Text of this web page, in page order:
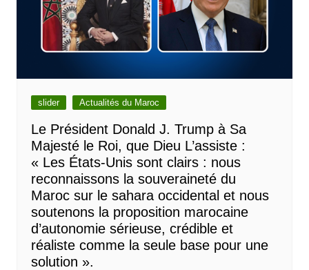
slider Actualités du Maroc
Le Président Donald J. Trump à Sa
Majesté le Roi, que Dieu L’assiste :
« Les États-Unis sont clairs : nous
reconnaissons la souveraineté du
Maroc sur le sahara occidental et nous
soutenons la proposition marocaine
d’autonomie sérieuse, crédible et
réaliste comme la seule base pour une
solution ».